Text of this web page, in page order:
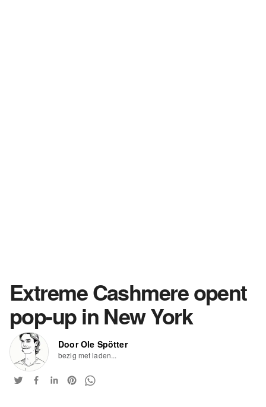
Extreme Cashmere opent
pop-up in New York
Door Ole Spötter
bezig met laden...